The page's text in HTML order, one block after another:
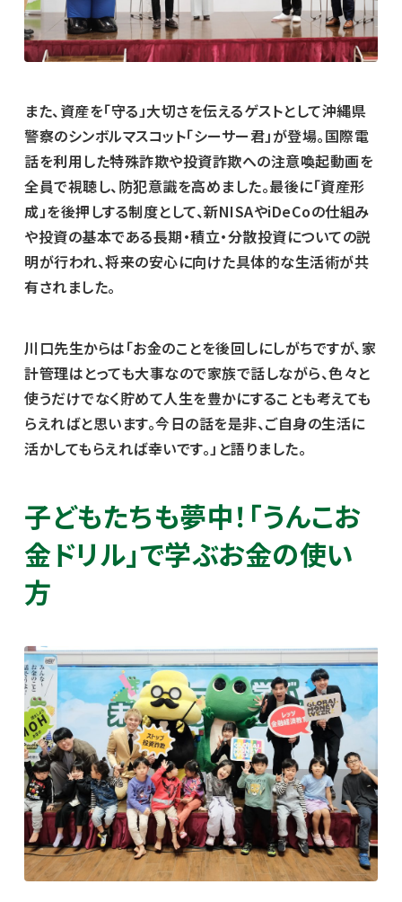
また、資産を「守る」大切さを伝えるゲストとして沖縄県
警察のシンボルマスコット「シーサー君」が登場。国際電
話を利用した特殊詐欺や投資詐欺への注意喚起動画を
全員で視聴し、防犯意識を高めました。最後に「資産形
成」を後押しする制度として、新NISAやiDeCoの仕組み
や投資の基本である長期・積立・分散投資についての説
明が行われ、将来の安心に向けた具体的な生活術が共
有されました。
川口先生からは「お金のことを後回しにしがちですが、家
計管理はとっても大事なので家族で話しながら、色々と
使うだけでなく貯めて人生を豊かにすることも考えても
らえればと思います。今日の話を是非、ご自身の生活に
活かしてもらえれば幸いです。」と語りました。
子どもたちも夢中！「うんこお
金ドリル」で学ぶお金の使い
方